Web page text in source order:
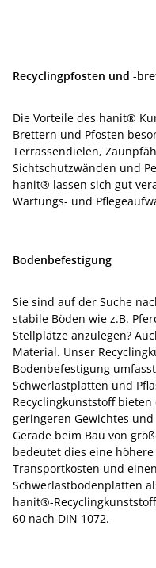
Recyclingpfosten und -
Die Vorteile des hanit®
Brettern und Pfosten
Terrassendielen,
Sichtschutzwänden und
hanit® lassen sich gut
Wartungs- und
Bodenbefestigung
Sie sind auf der Suche
stabile Böden wie z.B.
Stellplätze anzulegen?
Material. Unser
Bodenbefestigung
Schwerlastplatten und
Recyclingkunststoff
geringeren Gewichtes
Gerade beim Bau von
bedeutet dies eine
Transportkosten und
Schwerlastbodenplatten
hanit®-
60 nach DIN 1072.